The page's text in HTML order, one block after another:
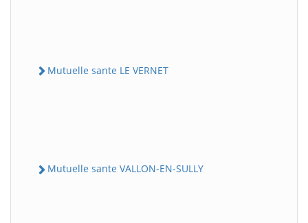
Mutuelle sante LE VERNET
Mutuelle sante VALLON-EN-SULLY